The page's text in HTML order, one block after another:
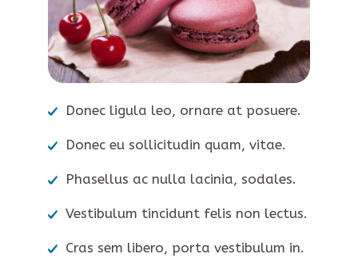
Donec ligula leo, ornare at posuere.
Donec eu sollicitudin quam, vitae.
Phasellus ac nulla lacinia, sodales.
Vestibulum tincidunt felis non lectus.
Cras sem libero, porta vestibulum in.